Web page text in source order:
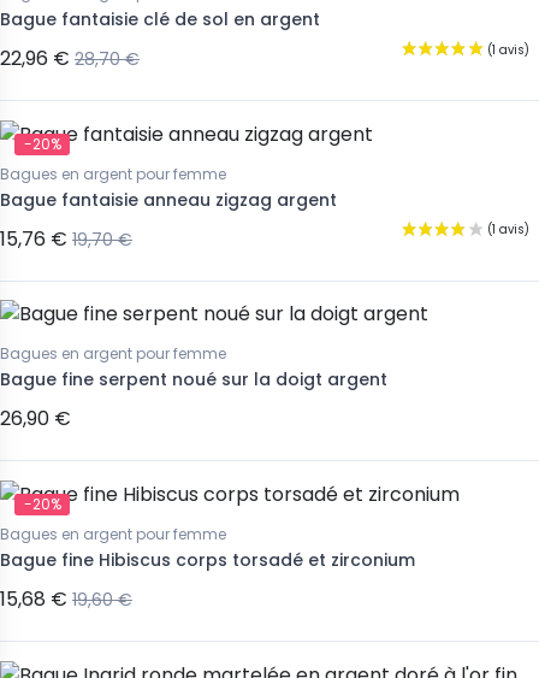
Bague fantaisie clé de sol en argent
22,96 € 28,70 €
-20%
Bagues en argent pour femme
Bague fantaisie anneau zigzag argent
15,76 € 19,70 €
Bagues en argent pour femme
Bague fine serpent noué sur la doigt argent
26,90 €
-20%
Bagues en argent pour femme
Bague fine Hibiscus corps torsadé et zirconium
15,68 € 19,60 €